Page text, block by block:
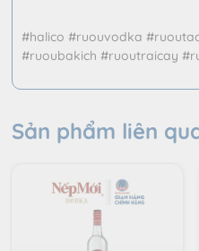
#halico #ruouvodka
#ruoubakich #ruoutraicay
Sản phẩm liên